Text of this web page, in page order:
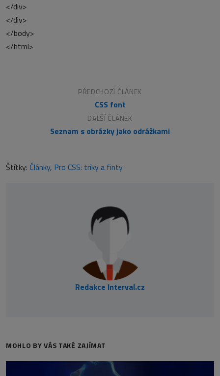
</div>
</div>
</body>
</html>
PŘEDCHOZÍ ČLÁNEK
CSS font
DALŠÍ ČLÁNEK
Seznam s obrázky jako odrážkami
Štítky: Články, Pro CSS: triky a finty
Redakce Interval.cz
MOHLO BY VÁS TAKÉ ZAJÍMAT